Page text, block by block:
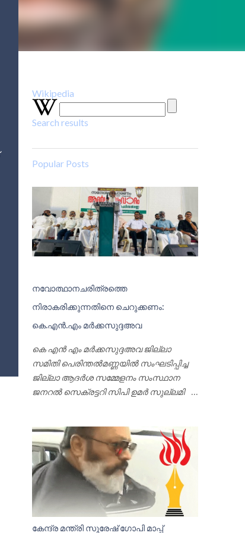
Wikipedia
Search results
Popular Posts
നവോത്ഥാനചരിത്രത്തെ
നിരാകരിക്കുന്നതിനെ ചെറുക്കണം:
കെ.എൻ.എം മർക്കസുദ്ദഅവ
കെ എൻ എം മർക്കസുദ്ദഅവ ജില്ലാ
സമിതി പെരിന്തൽമണ്ണയിൽ സംഘടിപ്പിച്ച
ജില്ലാ ആദർശ സമ്മേളനം സംസ്ഥാന
ജനറൽ സെക്രട്ടറി സിപി ഉമർ സുല്ലമി
നിരാകരിക്കുന്നതിനെ ശക്തമായി
ചെറുക്കണമെന്നും ഏകദൈവ
വിശ്വാസത്തിന്റെ മൗലികതയെ
വികലമാക്കുന്ന നവ
യാഥാസ്ഥിതികതക്കെതിരേ
ആദർശപ്പോരാട്ടം ശക്തമാക്കുമെന്നും
മുജാഹിദ് ജില്ലാ ആദർശ സമ്മേളനം
കേന്ദ്ര മന്ത്രി സുരേഷ് ഗോപി മാപ്പ്